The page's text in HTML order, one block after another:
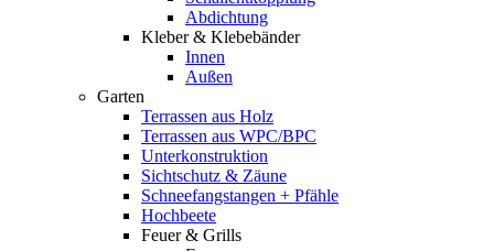
Abdichtung
Kleber & Klebebänder
Innen
Außen
Garten
Terrassen aus Holz
Terrassen aus WPC/BPC
Unterkonstruktion
Sichtschutz & Zäune
Schneefangstangen + Pfähle
Hochbeete
Feuer & Grills